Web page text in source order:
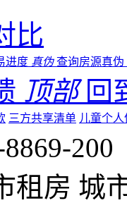
比
进度 真伪 查询房源真伪
顶部 回
三方共享清单 儿童个
200
租房 城